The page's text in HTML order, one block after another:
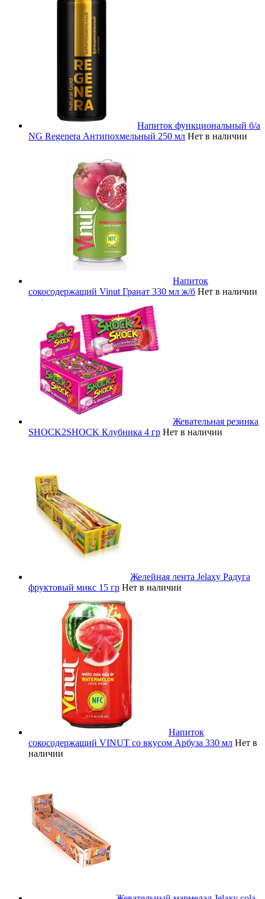
Напиток функциональный б/а
NG Regenera Антипохмельный 250 мл Нет в наличии
Напиток
сокосодержащий Vinut Гранат 330 мл ж/б Нет в наличии
Жевательная резинка
SHOCK2SHOCK Клубника 4 гр Нет в наличии
Желейная лента Jelaxy Радуга
фруктовый микс 15 гр Нет в наличии
Напиток
сокосодержащий VINUT со вкусом Арбуза 330 мл Нет в
наличии